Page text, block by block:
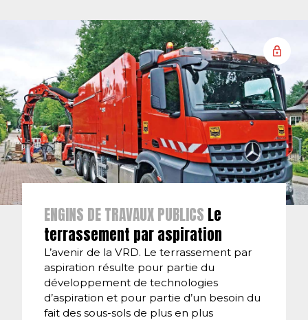
ENGINS DE TRAVAUX PUBLICS Le
terrassement par aspiration
L’avenir de la VRD. Le terrassement par
aspiration résulte pour partie du
développement de technologies
d’aspiration et pour partie d’un besoin du
fait des sous-sols de plus en plus